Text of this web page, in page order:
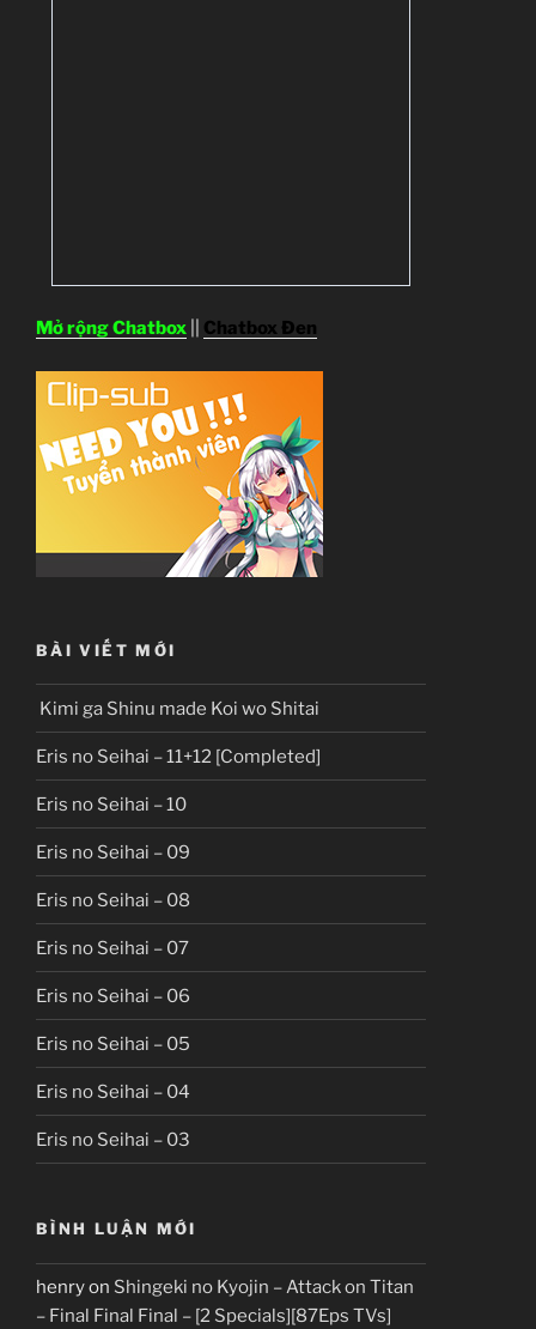
Mở rộng Chatbox Chatbox Đen
BÀI VIẾT MỚI
Kimi ga Shinu made Koi wo Shitai
Eris no Seihai – 11+12 [Completed]
Eris no Seihai – 10
Eris no Seihai – 09
Eris no Seihai – 08
Eris no Seihai – 07
Eris no Seihai – 06
Eris no Seihai – 05
Eris no Seihai – 04
Eris no Seihai – 03
BÌNH LUẬN MỚI
henryon Shingeki no Kyojin – Attack on Titan
– Final Final Final – [2 Specials][87Eps TVs]